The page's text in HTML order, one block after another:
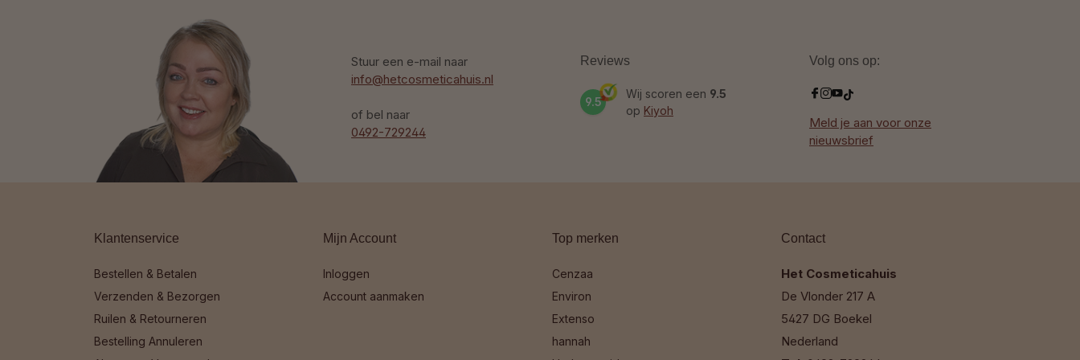
Stuur een e-mail naar
info@hetcosmeticahuis.nl
of bel naar
0492-729244
Reviews
9.5
Wij scoren een 9.5
op Kiyoh
Volg ons op:
Meld je aan voor onze
nieuwsbrief
Klantenservice
Bestellen & Betalen
Verzenden & Bezorgen
Ruilen & Retourneren
Bestelling Annuleren
Mijn Account
Inloggen
Account aanmaken
Top merken
Cenzaa
Environ
Extenso
hannah
Contact
Het Cosmeticahuis
De Vlonder 217 A
5427 DG Boekel
Nederland